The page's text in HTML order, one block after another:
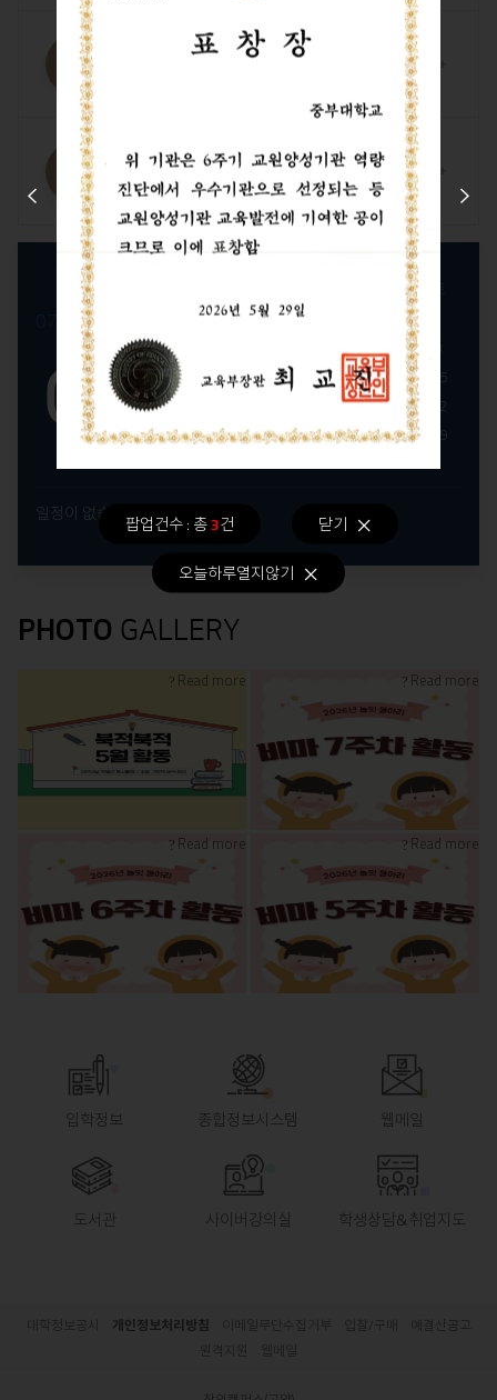
팝업건수 : 총3건
닫기
오늘하루열지않기
졸업 후 진로
2026
08.
08
년
08
월
2
6
8
9
10 11 13 14
15
16
20 21
22
23
24 25 26 27 28
29
일정이 없습니다.
PHOTO GALLERY
Read more Read more
Read more Read more
입학정보 종합정보시스템 웹메일
도서관 사이버강의실 학생상담&취업지도
대학정보공시 개인정보처리방침 이메일무단수집거부 입찰/구매
예결산공고
원격지원
웹메일